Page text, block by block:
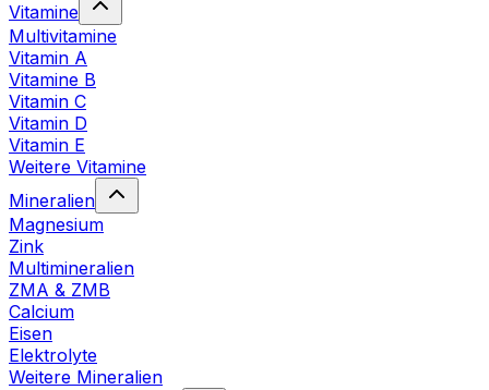
Vitamine
Multivitamine
Vitamin A
Vitamine B
Vitamin C
Vitamin D
Vitamin E
Weitere Vitamine
Mineralien
Magnesium
Zink
Multimineralien
ZMA & ZMB
Calcium
Eisen
Elektrolyte
Weitere Mineralien